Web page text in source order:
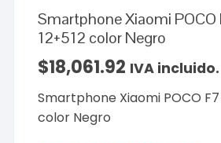
Smartphone Xiaomi POCO
12+512 color Negro
$18,061.92 IVA incluido.
Smartphone Xiaomi POCO F7
color Negro